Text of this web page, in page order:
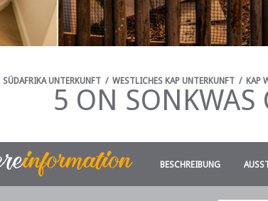
SÜDAFRIKA UNTERKUNFT / WESTLICHES KAP UNTERKUNFT / KAP
5 ON SONKWAS
BESCHREIBUNG